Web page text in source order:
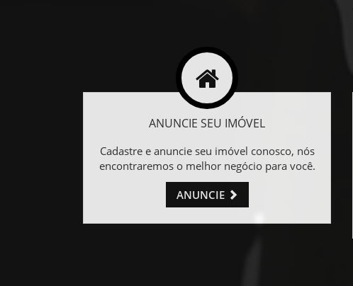
ANUNCIE SEU IMÓVEL
Cadastre e anuncie seu imóvel conosco, nós
encontraremos o melhor negócio para você.
ANUNCIE